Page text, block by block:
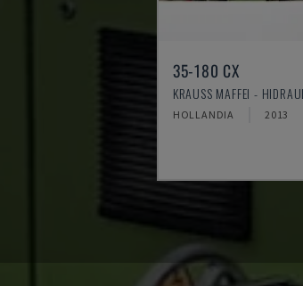
35-180 CX
KRAUSS MAFFEI -
HOLLANDIA 2013